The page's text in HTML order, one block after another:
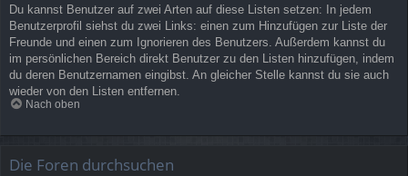
Du kannst Benutzer auf zwei Arten auf diese Listen setzen: In jedem
Benutzerprofil siehst du zwei Links: einen zum Hinzufügen zur Liste der
Freunde und einen zum Ignorieren des Benutzers. Außerdem kannst du
im persönlichen Bereich direkt Benutzer zu den Listen hinzufügen, indem
du deren Benutzernamen eingibst. An gleicher Stelle kannst du sie auch
wieder von den Listen entfernen.
Nach oben
Die Foren durchsuchen